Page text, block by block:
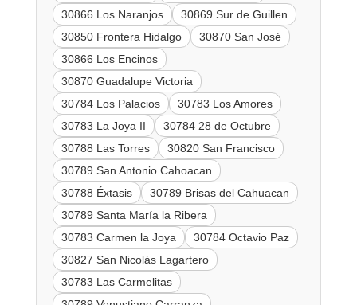
30866 Los Naranjos
30869 Sur de Guillen
30850 Frontera Hidalgo
30870 San José
30866 Los Encinos
30870 Guadalupe Victoria
30784 Los Palacios
30783 Los Amores
30783 La Joya II
30784 28 de Octubre
30788 Las Torres
30820 San Francisco
30789 San Antonio Cahoacan
30788 Éxtasis
30789 Brisas del Cahuacan
30789 Santa María la Ribera
30783 Carmen la Joya
30784 Octavio Paz
30827 San Nicolás Lagartero
30783 Las Carmelitas